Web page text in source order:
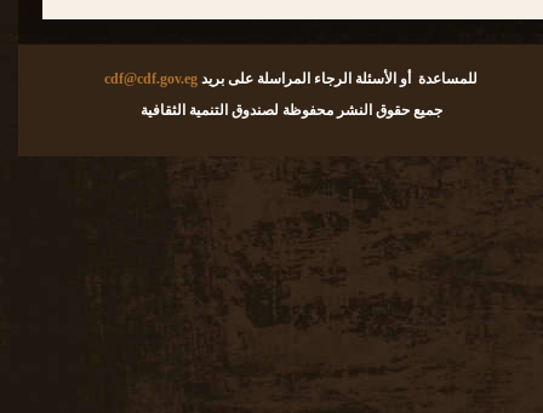
للمساعدة أو الأسئلة الرجاء المراسلة على بريد cdf@cdf.gov.eg
جميع حقوق النشر محفوظة لصندوق التنمية الثقافية